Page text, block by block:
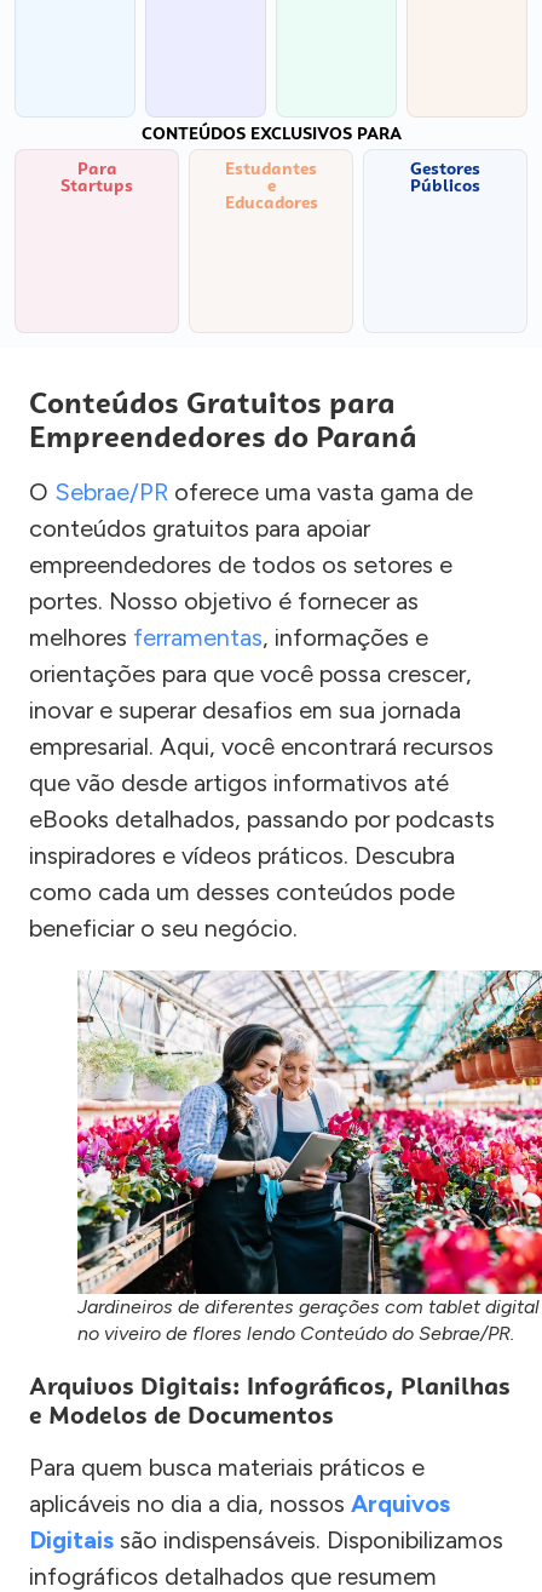
CONTEÚDOS EXCLUSIVOS PARA
Para
Startups
Estudantes
e
Educadores
Gestores
Públicos
Conteúdos Gratuitos para
Empreendedores do Paraná
O Sebrae/PR oferece uma vasta gama de
conteúdos gratuitos para apoiar
empreendedores de todos os setores e
portes. Nosso objetivo é fornecer as
melhores ferramentas, informações e
orientações para que você possa crescer,
inovar e superar desafios em sua jornada
empresarial. Aqui, você encontrará recursos
que vão desde artigos informativos até
eBooks detalhados, passando por podcasts
inspiradores e vídeos práticos. Descubra
como cada um desses conteúdos pode
beneficiar o seu negócio.
Jardineiros de diferentes gerações com tablet digital
no viveiro de flores lendo Conteúdo do Sebrae/PR.
Arquivos Digitais: Infográficos, Planilhas
e Modelos de Documentos
Para quem busca materiais práticos e
aplicáveis no dia a dia, nossos Arquivos
Digitais são indispensáveis. Disponibilizamos
infográficos detalhados que resumem